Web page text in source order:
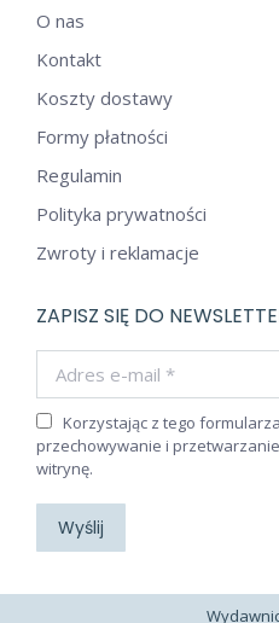
O nas
Kontakt
Koszty dostawy
Formy płatności
Regulamin
Polityka prywatności
Zwroty i reklamacje
ZAPISZ SIĘ DO
Korzystając z tego
przechowywanie i
witrynę.
Wyślij